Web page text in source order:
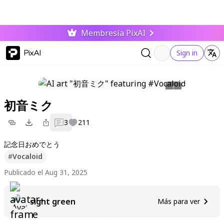
Membresía PixAI
PixAI Sign in
初音ミク
3 211
記念日おめでとう
#Vocaloid
Publicado el Aug 31, 2025
sight green Más para ver